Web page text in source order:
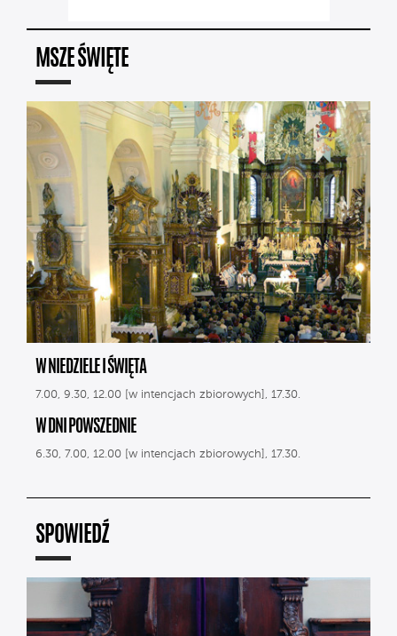
MSZE ŚWIĘTE
W NIEDZIELE I ŚWIĘTA
7.00, 9.30, 12.00 [w intencjach zbiorowych], 17.30.
W DNI POWSZEDNIE
6.30, 7.00, 12.00 [w intencjach zbiorowych], 17.30.
SPOWIEDŹ